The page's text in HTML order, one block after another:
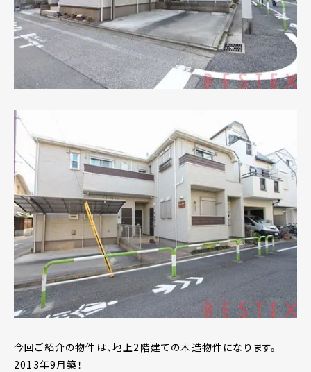
今回ご紹介の物件は、地上2階建ての木造物件になります。
2013年9月築！